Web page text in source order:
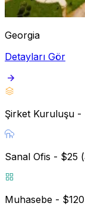
Georgia
Detayları Gör
Şirket Kuruluşu
Sanal Ofis - $25
Muhasebe - $120